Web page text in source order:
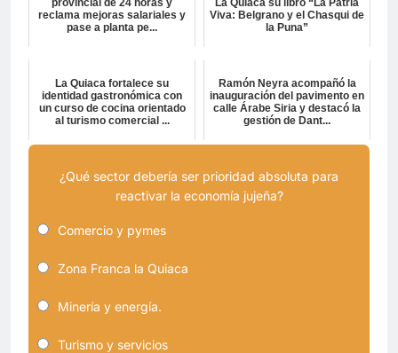
provincial de 24 horas y
reclama mejoras salariales y
pase a planta pe...
La Quiaca su libro “La Patria
Viva: Belgrano y el Chasqui de
la Puna”
La Quiaca fortalece su
identidad gastronómica con
un curso de cocina orientado
al turismo comercial ...
Ramón Neyra acompañó la
inauguración del pavimento en
calle Árabe Siria y destacó la
gestión de Dant...
¿Qué sector debería ser prioridad absoluta para
reactivar la economía jujeña?
Comercio y pymes
Zona Franca la Quiaca
Minería y energía.
Turismo y servicios